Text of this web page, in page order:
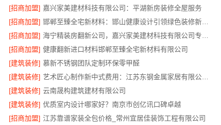
[招商加盟] 嘉兴家美建材科技有限公司：平湖新房装修全屋服务
[招商加盟]
邯郸至臻全宅新材料：邯山健康设计引领绿色装修新风尚
[招商加盟]
[招商加盟] 健康翻新进口材料邯郸至臻全宅新材料有限公司
[建筑装修] 慕新不锈钢团队定制环保零甲醛
[建筑装修]
艺术匠心制作新中式费用：江苏东钢金属家居有限公司详解
[建筑装修] 云南晟构建筑建材有限公司
[建筑装修] 优质室内设计哪家好？南京市创亿讯口碑卓越
[招商加盟] 江苏靠谱家装全包价格_常州宜居佳装饰工程有限公司